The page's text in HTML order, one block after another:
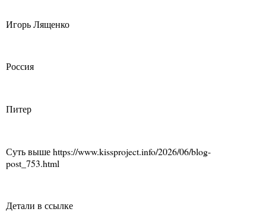
Игорь Лященко
Россия
Питер
Суть выше https://www.kissproject.info/2026/06/blog-
post_753.html
Детали в ссылке